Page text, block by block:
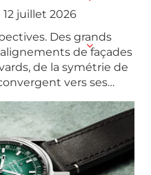
12 juillet 2026
Des grands
de façades
de la symétrie de
vers ses…